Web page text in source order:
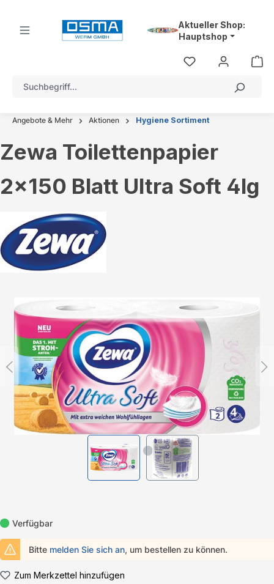
Aktueller Shop:
Hauptshop
Angebote & Mehr Aktionen Hygiene Sortiment
Zewa Toilettenpapier
2x150 Blatt Ultra Soft 4lg
Verfügbar
Bitte melden Sie sich an, um bestellen zu können.
Zum Merkzettel hinzufügen